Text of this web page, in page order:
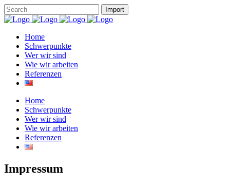
Home
Schwerpunkte
Wer wir sind
Wie wir arbeiten
Referenzen
Home
Schwerpunkte
Wer wir sind
Wie wir arbeiten
Referenzen
Impressum